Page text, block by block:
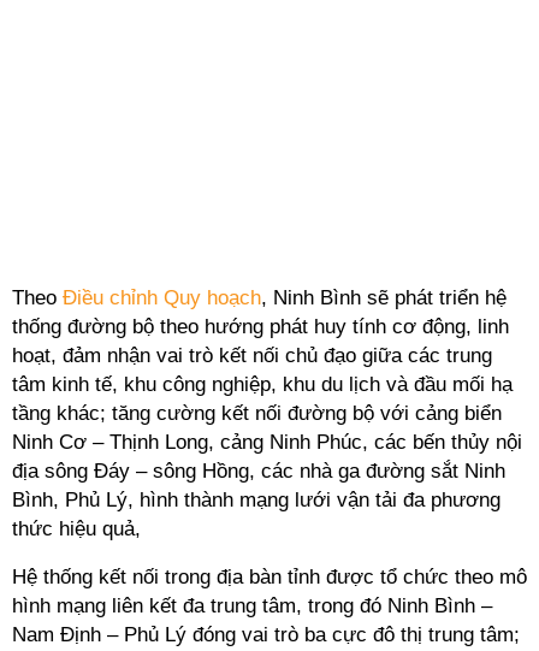
Theo Điều chỉnh Quy hoạch, Ninh Bình sẽ phát triển hệ
thống đường bộ theo hướng phát huy tính cơ động, linh
hoạt, đảm nhận vai trò kết nối chủ đạo giữa các trung
tâm kinh tế, khu công nghiệp, khu du lịch và đầu mối hạ
tầng khác; tăng cường kết nối đường bộ với cảng biển
Ninh Cơ – Thịnh Long, cảng Ninh Phúc, các bến thủy nội
địa sông Đáy – sông Hồng, các nhà ga đường sắt Ninh
Bình, Phủ Lý, hình thành mạng lưới vận tải đa phương
thức hiệu quả,
Hệ thống kết nối trong địa bàn tỉnh được tổ chức theo mô
hình mạng liên kết đa trung tâm, trong đó Ninh Bình –
Nam Định – Phủ Lý đóng vai trò ba cực đô thị trung tâm;